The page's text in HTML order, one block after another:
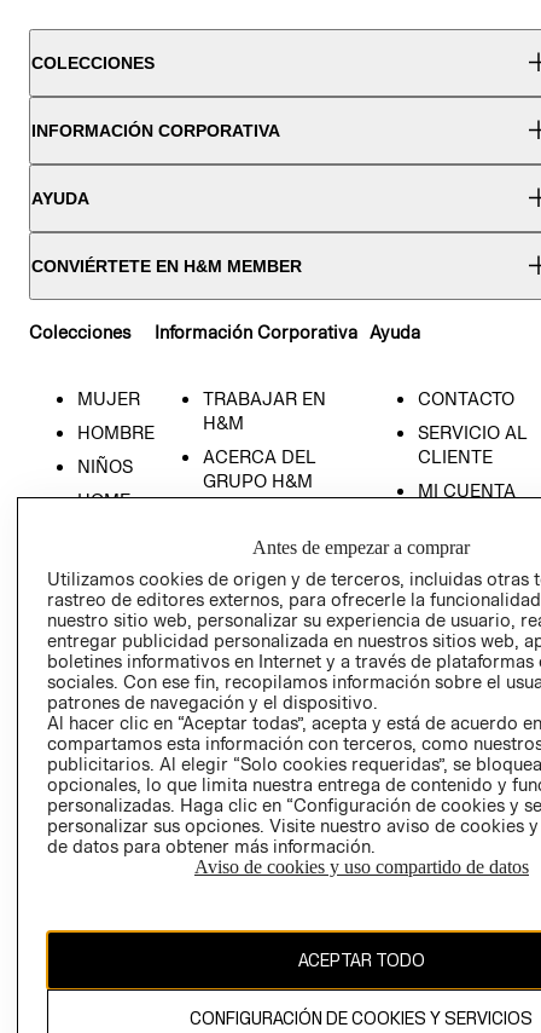
COLECCIONES
INFORMACIÓN CORPORATIVA
AYUDA
CONVIÉRTETE EN H&M MEMBER
Colecciones
MUJER
HOMBRE
NIÑOS
HOME
Información Corporativa
TRABAJAR EN
H&M
ACERCA DEL
GRUPO H&M
SOCIAL
PRENSA
RELACIÓN CON
INVERSIONISTAS
POLÍTICA
EMPRESARIAL
Ayuda
CONTACTO
SERVICIO AL
CLIENTE
MI CUENTA
TIENDAS
- RETIRO EN
TIENDA
TÉRMINOS Y
CONDICIONES
AVISO DE
PRIVACIDAD
GIFT CARD
AVISO DE
COOKIES
Antes de empezar a comprar
Utilizamos cookies de origen y de terceros, incluidas otras
rastreo de editores externos, para ofrecerle la
nuestro sitio web, personalizar su experiencia de usuario,
entregar publicidad personalizada en nuestros sitios web,
boletines informativos en Internet y a través de plataformas
sociales. Con ese fin, recopilamos información sobre el
patrones de navegación y el dispositivo.
Al hacer clic en “Aceptar todas”, acepta y está de acuerdo
compartamos esta información con terceros, como
publicitarios. Al elegir “Solo cookies requeridas”, se
opcionales, lo que limita nuestra entrega de contenido y
personalizadas. Haga clic en “Configuración de cookies y
personalizar sus opciones. Visite nuestro aviso de cookies
de datos para obtener más información.
Aviso de cookies y uso compartido de datos
ACEPTAR TODO
CONFIGURACIÓN DE COOKIES Y SERVICIOS